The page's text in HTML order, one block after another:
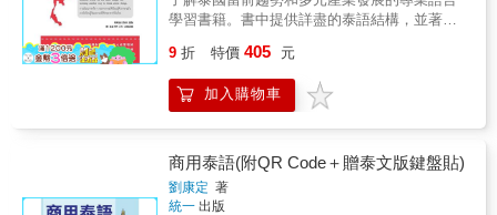
學習書籍。書中提供詳盡的泰語結構，並著重
品、美容和應用程式等多元內容，並提供常用
句型和單字來輔助學習，使讀者能掌握泰語，
深入瞭解！
9 折 特價 405 元
加入購物車
商用泰語(附QR Code＋贈泰文版鍵盤貼)
劉康定 著
統一 出版